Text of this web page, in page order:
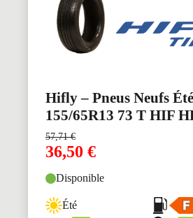
Hifly – Pneus Neufs Été
155/65R13 73 T HIF
57,71€
36,50 €
Disponible
Été